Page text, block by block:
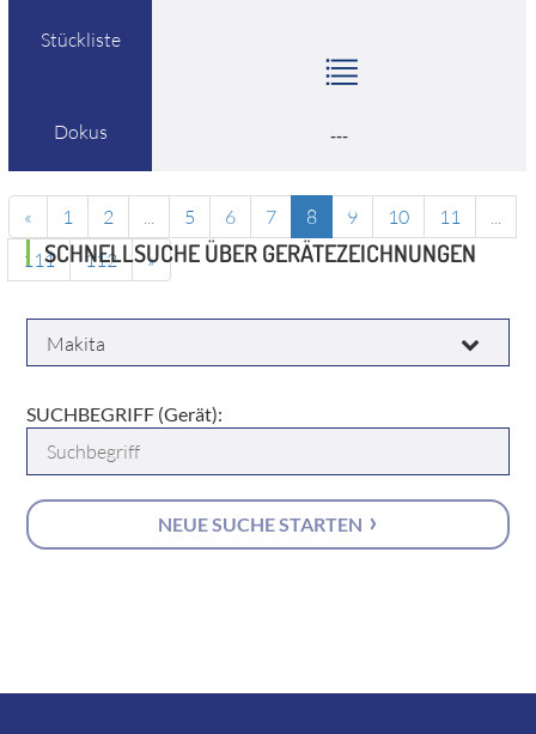
Stückliste
Dokus ---
« 1 2 ... 5 6 7 8 9 10 11
...
111
112 »
SCHNELLSUCHE ÜBER GERÄTEZEICHNUNGEN
HERSTELLER:
SUCHBEGRIFF (Gerät):
NEUE SUCHE STARTEN